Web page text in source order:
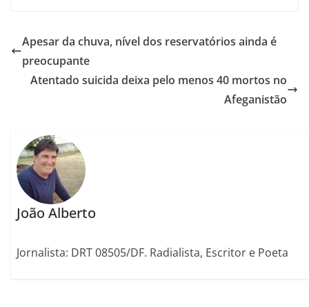
Apesar da chuva, nível dos reservatórios ainda é
preocupante
Atentado suicida deixa pelo menos 40 mortos no
Afeganistão
João Alberto
Jornalista: DRT 08505/DF. Radialista, Escritor e Poeta